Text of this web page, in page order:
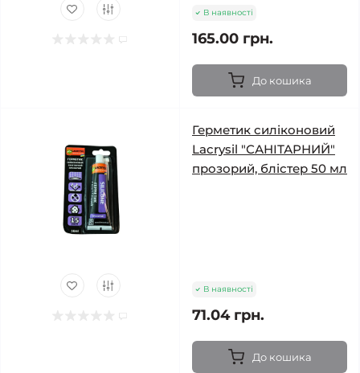
В наявності
165.00 грн.
До кошика
Герметик силіконовий
Lacrysil "САНІТАРНИЙ"
прозорий, блістер 50 мл
В наявності
71.04 грн.
До кошика